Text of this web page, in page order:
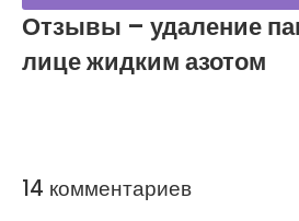
Отзывы – удаление
лице жидким азотом
14 комментариев